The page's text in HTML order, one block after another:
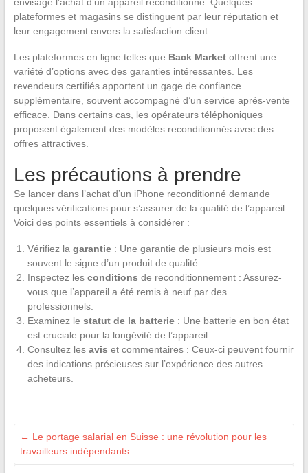
plateformes et magasins se distinguent par leur réputation et
leur engagement envers la satisfaction client.
Les plateformes en ligne telles que Back Marketoffrent une
variété d’options avec des garanties intéressantes. Les
revendeurs certifiés apportent un gage de confiance
supplémentaire, souvent accompagné d’un service après-vente
efficace. Dans certains cas, les opérateurs téléphoniques
proposent également des modèles reconditionnés avec des
offres attractives.
Les précautions à prendre
Se lancer dans l’achat d’un iPhone reconditionné demande
quelques vérifications pour s’assurer de la qualité de l’appareil.
Voici des points essentiels à considérer :
Vérifiez la garantie: Une garantie de plusieurs mois est
souvent le signe d’un produit de qualité.
Inspectez les conditions de reconditionnement : Assurez-
vous que l’appareil a été remis à neuf par des
professionnels.
Examinez le statut de la batterie: Une batterie en bon état
est cruciale pour la longévité de l’appareil.
Consultez les avis et commentaires : Ceux-ci peuvent fournir
des indications précieuses sur l’expérience des autres
acheteurs.
← Le portage salarial en Suisse : une révolution pour les
travailleurs indépendants